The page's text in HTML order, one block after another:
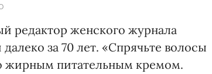
редактор женского журнала
за 70 лет. «Спрячьте волосы
жирным питательным кремом.